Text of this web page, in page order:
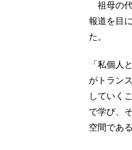
祖母の代
報道を目
た。
「私個人
がトラン
していく
で学び、
空間であ